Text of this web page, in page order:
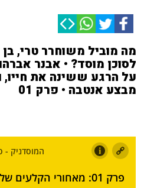
לסוכן מוסד? • אבנר
על הרגע ששינה את
מבצע אנטבה • פרק 01